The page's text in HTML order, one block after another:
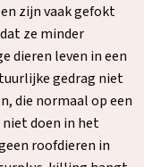
zijn vaak gefokt
ze minder
dieren leven in een
gedrag niet
die normaal op een
doen in het
roofdieren in